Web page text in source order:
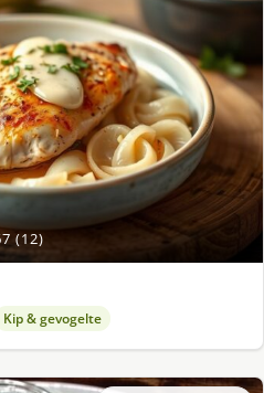
(12)
Kip & gevogelte